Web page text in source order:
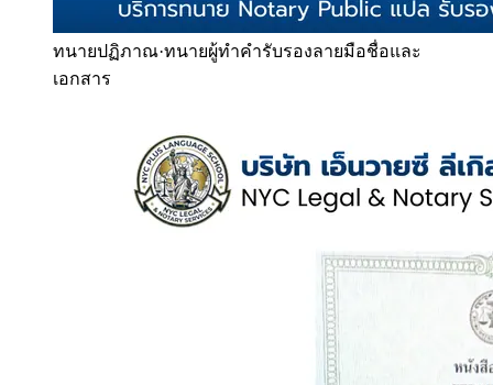
ทนายปฏิภาณ·ทนายผู้ทำคำรับรองลายมือชื่อและ
เอกสาร